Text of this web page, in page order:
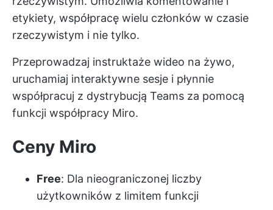
etykiety, współpracę wielu członków w czasie
rzeczywistym i nie tylko.
Przeprowadzaj instruktaże wideo na żywo,
uruchamiaj interaktywne sesje i płynnie
współpracuj z dystrybucją Teams za pomocą
funkcji współpracy Miro.
Ceny Miro
Free: Dla nieograniczonej liczby
użytkowników z limitem funkcji